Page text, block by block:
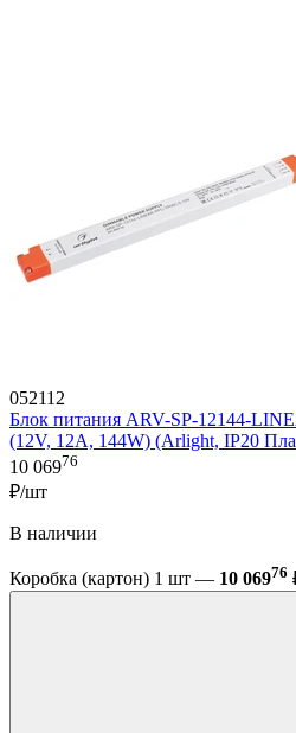
052112
Блок питания ARV-SP-12144-
(12V, 12A, 144W) (Arlight, IP20
10 06976
₽/шт
В наличии
Коробка (картон) 1 шт — 10 06976